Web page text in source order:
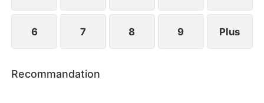
6 7 8 9 Plus
Recommandation